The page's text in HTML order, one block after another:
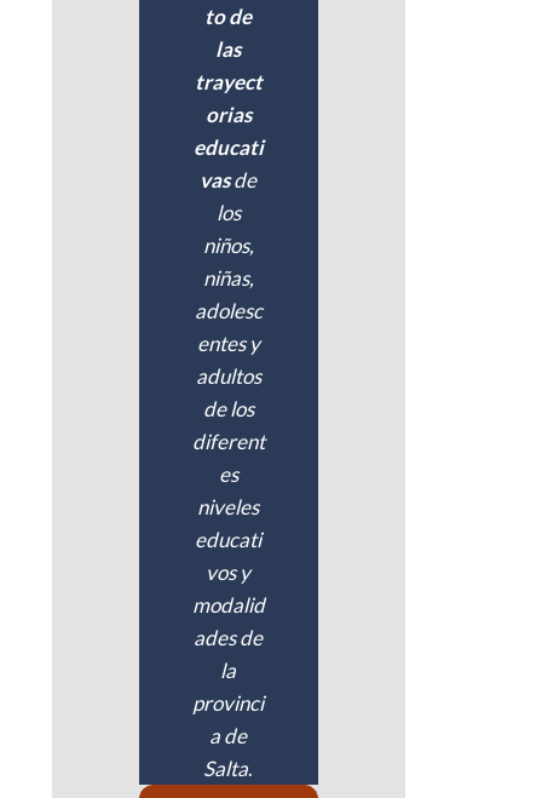
to de
las
trayect
orias
educati
vasde
los
niños,
niñas,
adolesc
entes y
adultos
de los
diferent
es
niveles
educati
vos y
modalid
ades de
la
provinci
a de
Salta.